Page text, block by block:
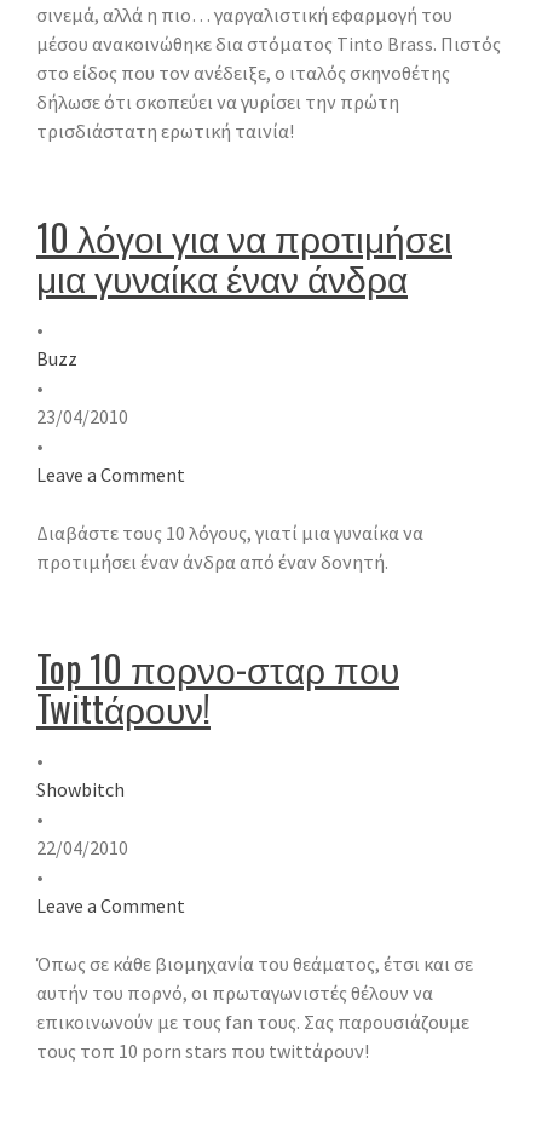
σινεμά, αλλά η πιο… γαργαλιστική εφαρμογή του
μέσου ανακοινώθηκε δια στόματος Tinto Brass. Πιστός
στο είδος που τον ανέδειξε, ο ιταλός σκηνοθέτης
δήλωσε ότι σκοπεύει να γυρίσει την πρώτη
τρισδιάστατη ερωτική ταινία!
10 λόγοι για να προτιμήσει
μια γυναίκα έναν άνδρα
•
Buzz
•
23/04/2010
•
Leave a Comment
Διαβάστε τους 10 λόγους, γιατί μια γυναίκα να
προτιμήσει έναν άνδρα από έναν δονητή.
Top 10 πορνο-σταρ που
Twittάρουν!
•
Showbitch
•
22/04/2010
•
Leave a Comment
Όπως σε κάθε βιομηχανία του θεάματος, έτσι και σε
αυτήν του πορνό, οι πρωταγωνιστές θέλουν να
επικοινωνούν με τους fan τους. Σας παρουσιάζουμε
τους τοπ 10 porn stars που twittάρουν!